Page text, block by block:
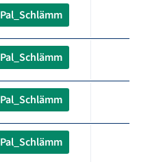
Pal_Schlämm
Pal_Schlämm
Pal_Schlämm
Pal_Schlämm